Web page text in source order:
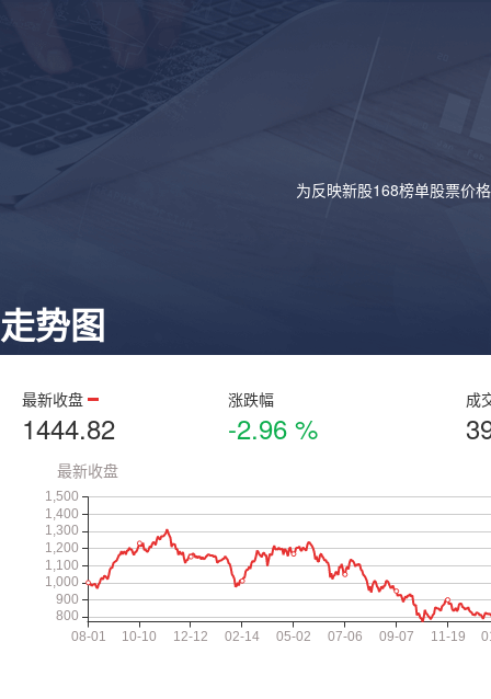
为反映新股168榜单股票价
走势图
最新收盘
1444.82
涨跌幅
-2.96 %
成